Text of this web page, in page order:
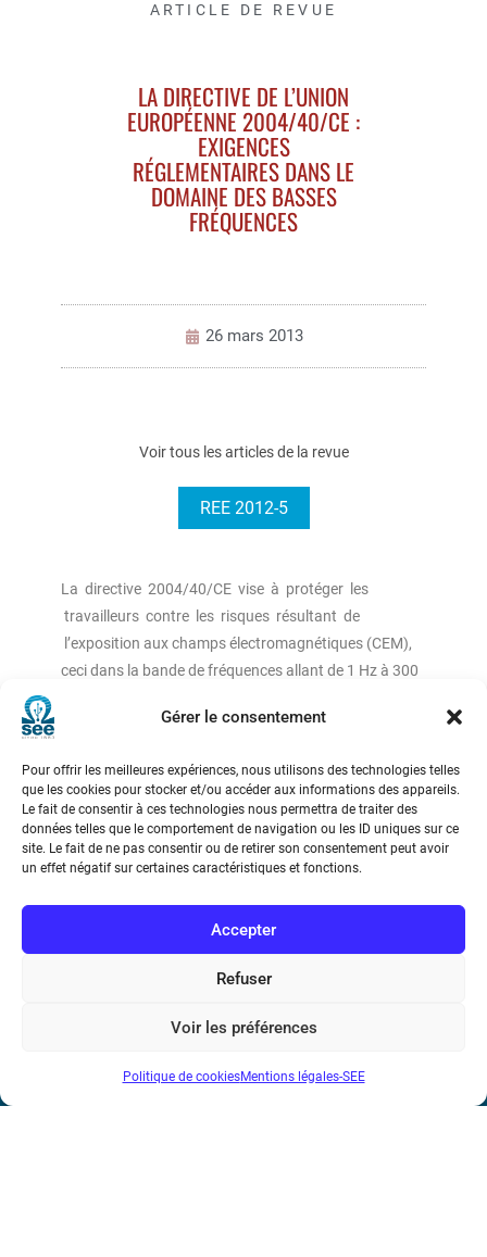
Gérer le consentement
Pour offrir les meilleures expériences, nous utilisons des technologies telles
que les cookies pour stocker et/ou accéder aux informations des appareils.
Le fait de consentir à ces technologies nous permettra de traiter des
données telles que le comportement de navigation ou les ID uniques sur ce
site. Le fait de ne pas consentir ou de retirer son consentement peut avoir
un effet négatif sur certaines caractéristiques et fonctions.
Accepter
Refuser
Voir les préférences
Politique de cookiesMentions légales-SEE
ARTICLE DE REVUE
LA DIRECTIVE DE L’UNION
EUROPÉENNE 2004/40/CE :
EXIGENCES
RÉGLEMENTAIRES DANS LE
DOMAINE DES BASSES
FRÉQUENCES
26 mars 2013
Voir tous les articles de la revue
REE 2012-5
La directive 2004/40/CE vise à protéger les
travailleurs contre les risques résultant de
l’exposition aux champs électromagnétiques (CEM),
ceci dans la bande de fréquences allant de 1 Hz à 300
transposée avant avril 2008, mais du fait de
notamment), cette transposition a été reportée à
deux reprises. Une nouvelle version du texte
européen devrait être approuvée par le parlement
européen en 2013.
Société de l’Electricité, de l’Electronique et des Technologies
de l’Information et de la Communication